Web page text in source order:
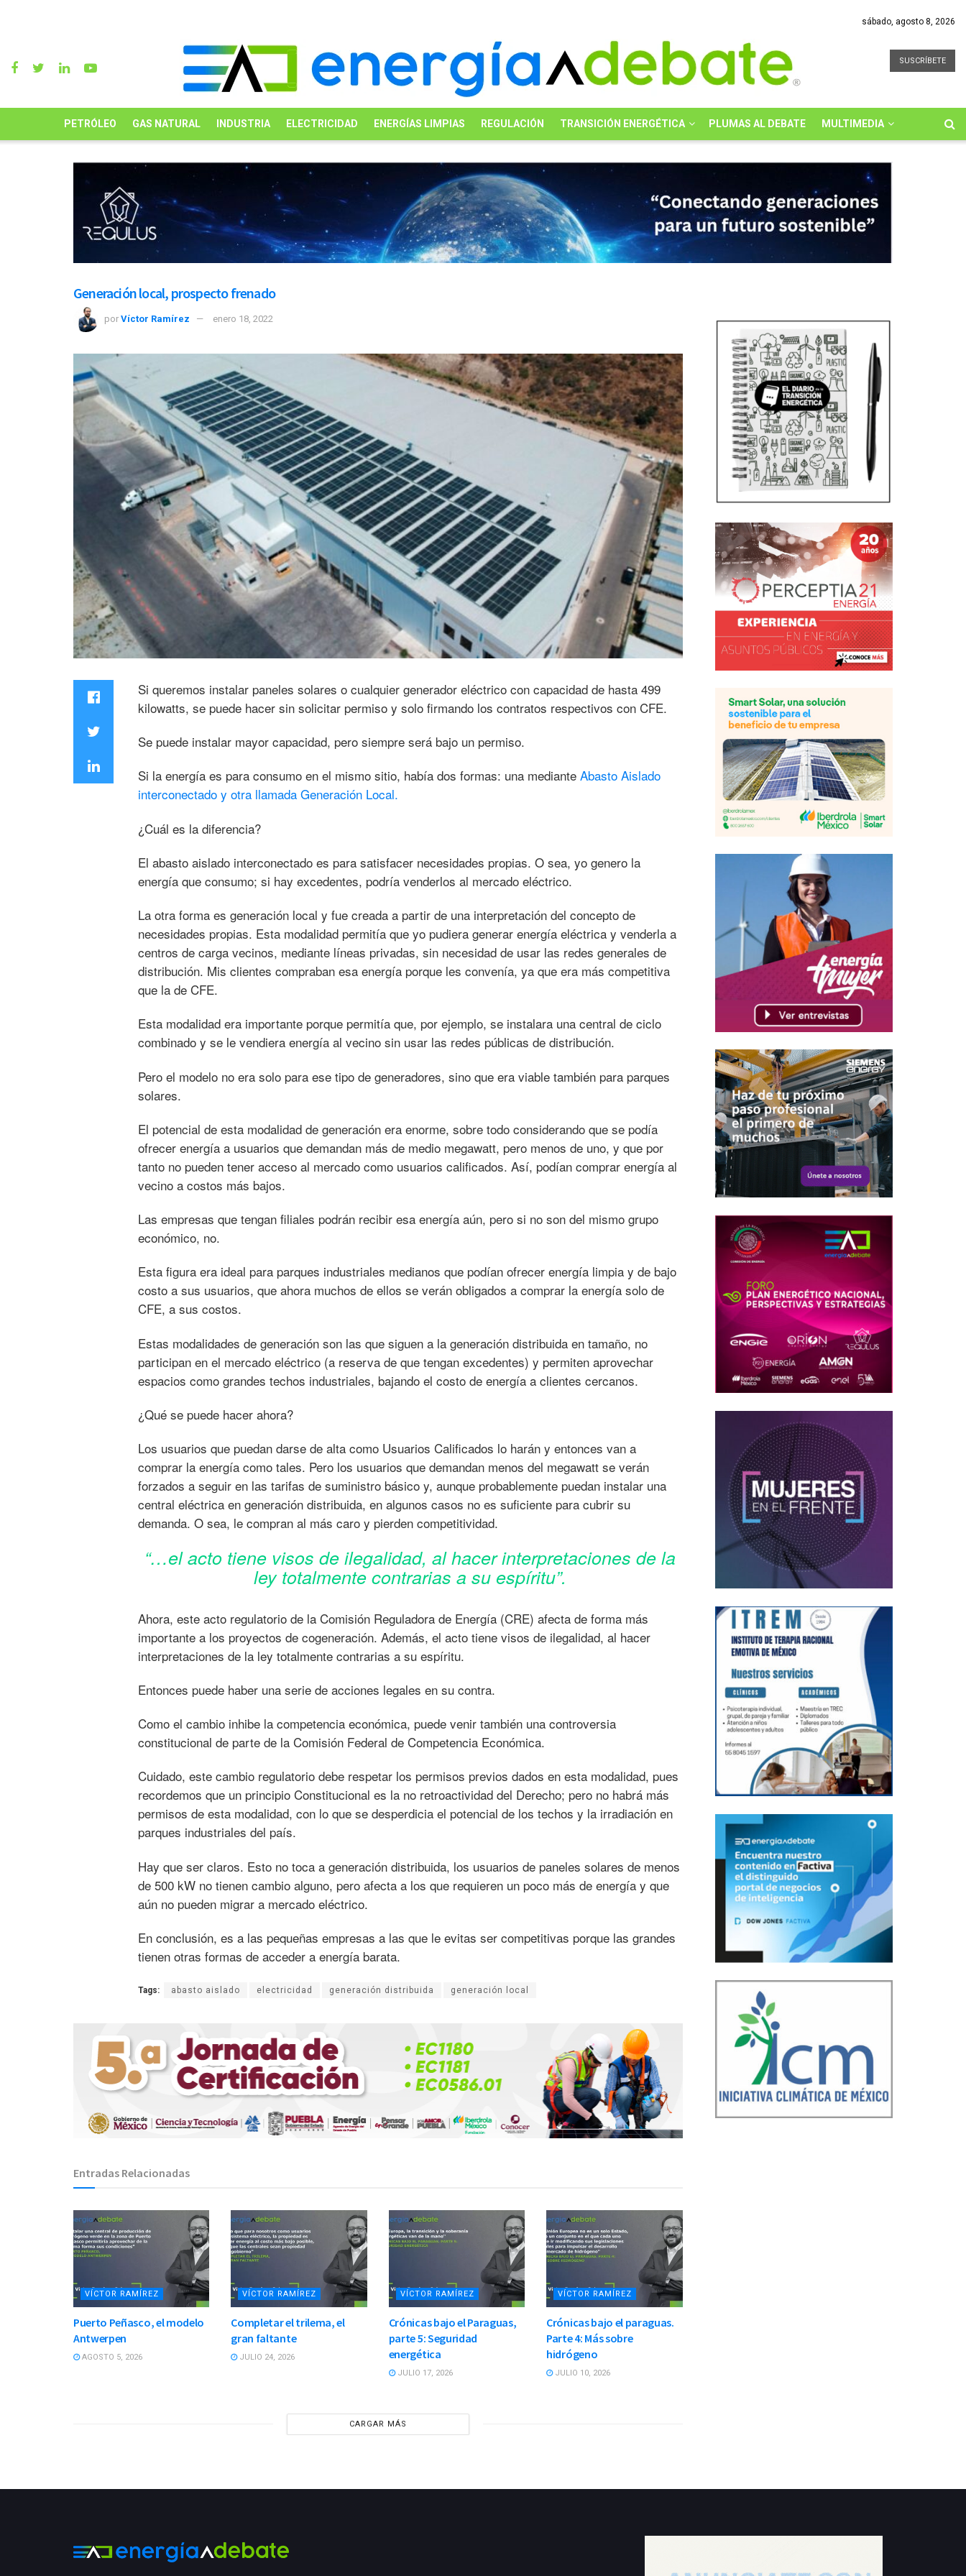
sábado, agosto 8, 2026
SUSCRÍBETE
PETRÓLEO GAS NATURAL INDUSTRIA ELECTRICIDAD ENERGÍAS LIMPIAS REGULACIÓN TRANSICIÓN ENERGÉTICA PLUMAS AL DEBATE MULTIMEDIA
Generación local, prospecto frenado
por Víctor Ramírez enero 18, 2022
Si queremos instalar paneles solares o cualquier generador eléctrico con capacidad de hasta 499
kilowatts, se puede hacer sin solicitar permiso y solo firmando los contratos respectivos con CFE.
Se puede instalar mayor capacidad, pero siempre será bajo un permiso.
Si la energía es para consumo en el mismo sitio, había dos formas: una mediante Abasto Aislado
interconectado y otra llamada Generación Local.
¿Cuál es la diferencia?
El abasto aislado interconectado es para satisfacer necesidades propias. O sea, yo genero la
energía que consumo; si hay excedentes, podría venderlos al mercado eléctrico.
La otra forma es generación local y fue creada a partir de una interpretación del concepto de
necesidades propias. Esta modalidad permitía que yo pudiera generar energía eléctrica y venderla a
centros de carga vecinos, mediante líneas privadas, sin necesidad de usar las redes generales de
distribución. Mis clientes compraban esa energía porque les convenía, ya que era más competitiva
que la de CFE.
Esta modalidad era importante porque permitía que, por ejemplo, se instalara una central de ciclo
combinado y se le vendiera energía al vecino sin usar las redes públicas de distribución.
Pero el modelo no era solo para ese tipo de generadores, sino que era viable también para parques
solares.
El potencial de esta modalidad de generación era enorme, sobre todo considerando que se podía
ofrecer energía a usuarios que demandan más de medio megawatt, pero menos de uno, y que por
tanto no pueden tener acceso al mercado como usuarios calificados. Así, podían comprar energía al
vecino a costos más bajos.
Las empresas que tengan filiales podrán recibir esa energía aún, pero si no son del mismo grupo
económico, no.
Esta figura era ideal para parques industriales medianos que podían ofrecer energía limpia y de bajo
costo a sus usuarios, que ahora muchos de ellos se verán obligados a comprar la energía solo de
CFE, a sus costos.
Estas modalidades de generación son las que siguen a la generación distribuida en tamaño, no
participan en el mercado eléctrico (a reserva de que tengan excedentes) y permiten aprovechar
espacios como grandes techos industriales, bajando el costo de energía a clientes cercanos.
¿Qué se puede hacer ahora?
Los usuarios que puedan darse de alta como Usuarios Calificados lo harán y entonces van a
comprar la energía como tales. Pero los usuarios que demandan menos del megawatt se verán
forzados a seguir en las tarifas de suministro básico y, aunque probablemente puedan instalar una
central eléctrica en generación distribuida, en algunos casos no es suficiente para cubrir su
demanda. O sea, le compran al más caro y pierden competitividad.
“…el acto tiene visos de ilegalidad, al hacer interpretaciones de la
ley totalmente contrarias a su espíritu”.
Ahora, este acto regulatorio de la Comisión Reguladora de Energía (CRE) afecta de forma más
importante a los proyectos de cogeneración. Además, el acto tiene visos de ilegalidad, al hacer
interpretaciones de la ley totalmente contrarias a su espíritu.
Entonces puede haber una serie de acciones legales en su contra.
Como el cambio inhibe la competencia económica, puede venir también una controversia
constitucional de parte de la Comisión Federal de Competencia Económica.
Cuidado, este cambio regulatorio debe respetar los permisos previos dados en esta modalidad, pues
recordemos que un principio Constitucional es la no retroactividad del Derecho; pero no habrá más
permisos de esta modalidad, con lo que se desperdicia el potencial de los techos y la irradiación en
parques industriales del país.
Hay que ser claros. Esto no toca a generación distribuida, los usuarios de paneles solares de menos
de 500 kW no tienen cambio alguno, pero afecta a los que requieren un poco más de energía y que
aún no pueden migrar a mercado eléctrico.
En conclusión, es a las pequeñas empresas a las que le evitas ser competitivas porque las grandes
tienen otras formas de acceder a energía barata.
Tags: abasto aislado electricidad generación distribuida generación local
Entradas Relacionadas
VÍCTOR RAMÍREZ
Puerto Peñasco, el modelo
Antwerpen
AGOSTO 5, 2026
VÍCTOR RAMÍREZ
Completar el trilema, el
gran faltante
JULIO 24, 2026
VÍCTOR RAMÍREZ
Crónicas bajo el Paraguas,
parte 5: Seguridad
energética
JULIO 17, 2026
VÍCTOR RAMÍREZ
Crónicas bajo el paraguas.
Parte 4: Más sobre
hidrógeno
JULIO 10, 2026
CARGAR MÁS